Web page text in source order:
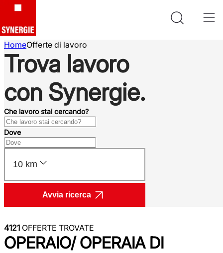
HomeOfferte di lavoro
Trova lavoro
con Synergie.
Che lavoro stai cercando?
Dove
10 km
Avvia ricerca
4121 OFFERTE TROVATE
OPERAIO/ OPERAIA DI